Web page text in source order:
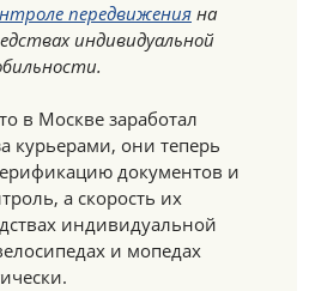
передвиженияна
индивидуальной
в Москве заработал
курьерами, они теперь
документов и
а скорость их
индивидуальной
и мопедах